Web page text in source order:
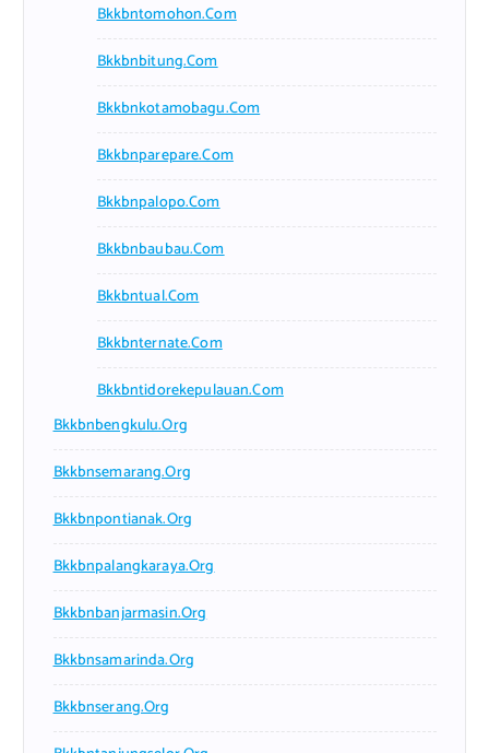
Bkkbntomohon.com
Bkkbnbitung.com
Bkkbnkotamobagu.com
Bkkbnparepare.com
Bkkbnpalopo.com
Bkkbnbaubau.com
Bkkbntual.com
Bkkbnternate.com
Bkkbntidorekepulauan.com
Bkkbnbengkulu.org
Bkkbnsemarang.org
Bkkbnpontianak.org
Bkkbnpalangkaraya.org
Bkkbnbanjarmasin.org
Bkkbnsamarinda.org
Bkkbnserang.org